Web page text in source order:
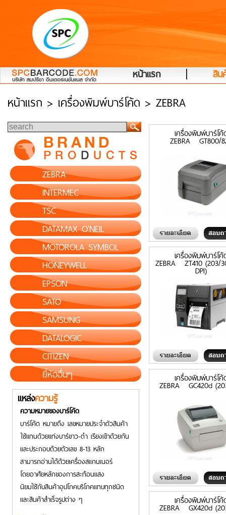
หน้าแรก | สิน
หน้าแรก > เครื่องพิมพ์บาร์โค้ด > ZEBRA
ZEBRA
INTERMEC
TSC
DATAMAX O'NEIL
MOTOROLA SYMBOL
HONEYWELL
EPSON
SATO
SAMSUNG
DATALOGIC
CITIZEN
ยี่ห้ออื่นๆ
แหล่งความรู้
ความหมายของบาร์โค้ด
บาร์โค้ด หมายถึง เลขหมายประจำตัวสินค้า
ใช้แทนด้วยแท่งบาร์ขาว-ดำ เรียงเข้าด้วยกัน
และประกอบด้วยตัวเลข 8-13 หลัก
สามารถอ่านได้ด้วยเครื่องสแกนเนอร์
โดยอาศัยหลักของการสะท้อนแสง
นิยมใชักับสินค้าอุปโภคบริโภคแทบทุกชนิด
และสินค้าสำเร็จรูปต่าง ๆ
เครื่องพิมพ์บาร์โ
ZEBRA GT800/
เครื่องพิมพ์บาร์โ
ZEBRA ZT410 (203/
DPI)
เครื่องพิมพ์บาร์โ
ZEBRA GC420d
เครื่องพิมพ์บาร์โ
ZEBRA GX420d